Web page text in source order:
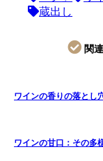
蔵出し
関
ワインの香りの落とし
ワインの甘口：その多